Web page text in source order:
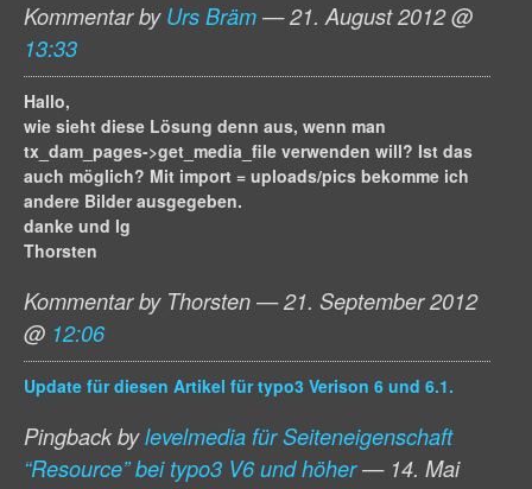
Kommentar by Urs Bräm — 21. August 2012 @
13:33
Hallo,
wie sieht diese Lösung denn aus, wenn man
tx_dam_pages->get_media_file verwenden will? Ist das
auch möglich? Mit import = uploads/pics bekomme ich
andere Bilder ausgegeben.
danke und lg
Thorsten
Kommentar by Thorsten — 21. September 2012
@ 12:06
Update für diesen Artikel für typo3 Verison 6 und 6.1.
Pingback bylevelmedia für Seiteneigenschaft
“Resource” bei typo3 V6 und höher— 14. Mai